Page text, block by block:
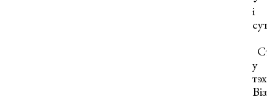
і
у